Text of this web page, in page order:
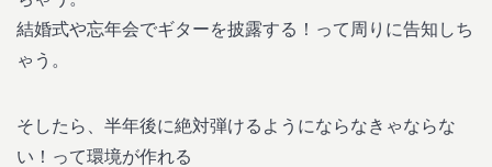
結婚式や忘年会でギターを披露する！って周りに告知しち
ゃう。
そしたら、半年後に絶対弾けるようにならなきゃならな
い！って環境が作れる